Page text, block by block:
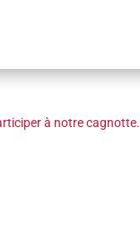
à notre cagnotte.